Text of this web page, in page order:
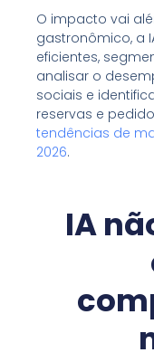
O impacto vai
gastronômico, a
eficientes,
analisar o
sociais e
reservas e
tendências de
2026.
IA